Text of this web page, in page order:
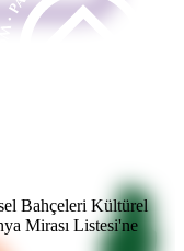
Bahçeleri Kültürel
Mirası Listesi'ne